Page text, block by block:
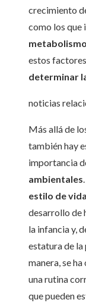
crecimiento
como los que
metabolismo
estos
determinar
noticias
Más allá de
también hay
importancia
ambientales
estilo de vida
desarrollo de
la infancia y,
estatura de la
manera, se
una rutina
que pueden